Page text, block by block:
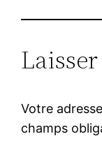
Votre
champs